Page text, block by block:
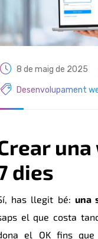
8 de maig de 2025
Desenvolupament
dies
has llegit bé: una
el que costa
el OK fins